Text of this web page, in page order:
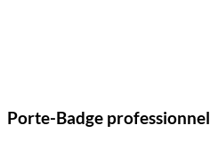
Porte-Badge professionnel